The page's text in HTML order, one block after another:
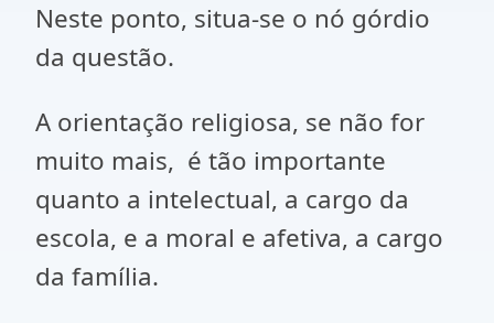
Neste ponto, situa-se o nó górdio
da questão.
A orientação religiosa, se não for
muito mais, é tão importante
quanto a intelectual, a cargo da
escola, e a moral e afetiva, a cargo
da família.